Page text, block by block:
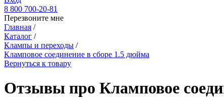
8 800 700-20-81
Перезвоните мне
Главная /
Каталог /
Клампы и переходы /
Кламповое соединение в сборе 1.5 дюйма
Вернуться к товару
Отзывы про Кламповое